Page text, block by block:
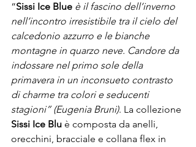
“Sissi Ice Blue è il fascino dell’inverno
nell’incontro irresistibile tra il cielo del
calcedonio azzurro e le bianche
montagne in quarzo neve. Candore da
indossare nel primo sole della
primavera in un inconsueto contrasto
di charme tra colori e seducenti
stagioni” (Eugenia Bruni). La collezione
Sissi Ice Blu è composta da anelli,
orecchini, bracciale e collana flex in